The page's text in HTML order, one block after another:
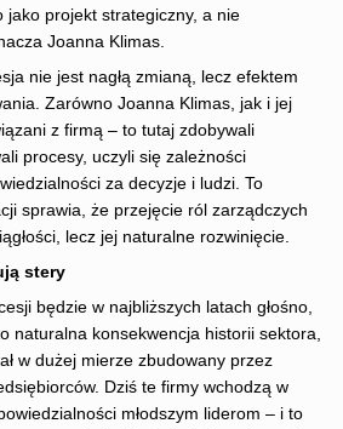
jako projekt strategiczny, a nie
Joanna Klimas.
nie jest nagłą zmianą, lecz efektem
Zarówno Joanna Klimas, jak i jej
z firmą – to tutaj zdobywali
procesy, uczyli się zależności
za decyzje i ludzi. To
sprawia, że przejęcie ról zarządczych
lecz jej naturalne rozwinięcie.
stery
będzie w najbliższych latach głośno,
naturalna konsekwencja historii sektora,
w dużej mierze zbudowany przez
Dziś te firmy wchodzą w
młodszym liderom – i to